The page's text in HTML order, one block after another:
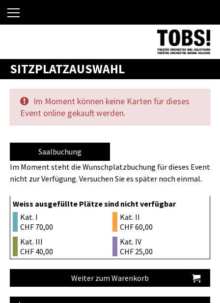
SITZPLATZAUSWAHL
Im Moment können keine Karten für dieses
Event online gekauft werden.
Saalbuchung
Im Moment steht die Wunschplatzbuchung für dieses Event
nicht zur Verfügung. Versuchen Sie es später noch einmal.
Weiss ausgefüllte Plätze sind nicht verfügbar
Kat. I
CHF 70,00
Kat. II
CHF 60,00
Kat. III
CHF 40,00
Kat. IV
CHF 25,00